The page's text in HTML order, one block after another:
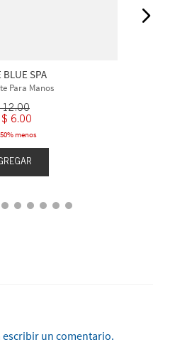
BLUE SPA
Para Manos
12.00
$ 6.00
menos
escribir un comentario.